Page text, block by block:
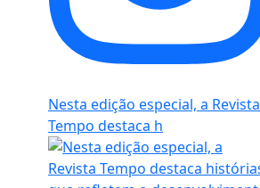
Nesta edição especial, a Revista
Tempo destaca h